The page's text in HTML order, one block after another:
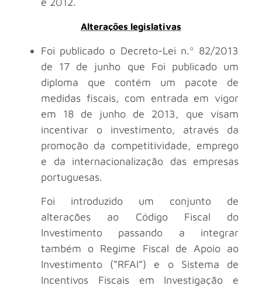
Alterações legislativas
Foi publicado o Decreto-Lei n.º 82/2013
de 17 de junho que Foi publicado um
diploma que contém um pacote de
medidas fiscais, com entrada em vigor
em 18 de junho de 2013, que visam
incentivar o investimento, através da
promoção da competitividade, emprego
e da internacionalização das empresas
portuguesas.
Foi introduzido um conjunto de
alterações ao Código Fiscal do
Investimento passando a integrar
também o Regime Fiscal de Apoio ao
Investimento (“RFAI”) e o Sistema de
Incentivos Fiscais em Investigação e